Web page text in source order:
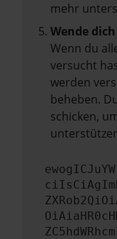
mehr
Wende
Wenn du
versucht
werden
beheben.
schicken,